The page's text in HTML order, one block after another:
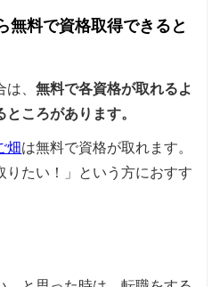
無料で資格取得できると
は、無料で各資格が取れるよ
ころがあります。
畑は無料で資格が取れます。
りたい！」という方におすす